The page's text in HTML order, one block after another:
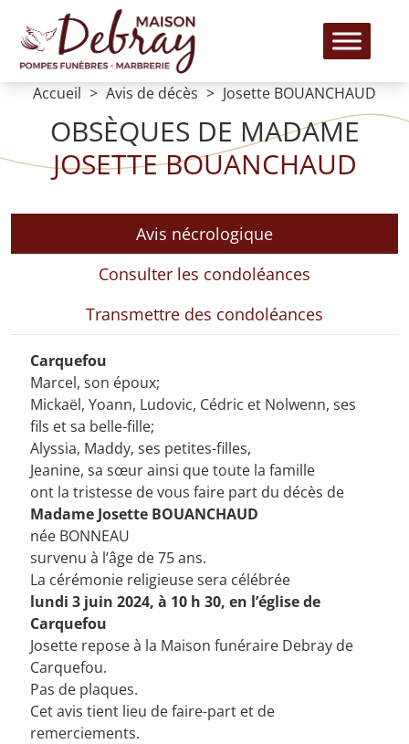
Accueil Avis de décès Josette BOUANCHAUD
OBSÈQUES DE MADAME
JOSETTE BOUANCHAUD
Avis nécrologique
Consulter les condoléances
Transmettre des condoléances
Carquefou
Marcel, son époux;
Mickaël, Yoann, Ludovic, Cédric et Nolwenn, ses
fils et sa belle-fille;
Alyssia, Maddy, ses petites-filles,
Jeanine, sa sœur ainsi que toute la famille
ont la tristesse de vous faire part du décès de
Madame Josette BOUANCHAUD
née BONNEAU
survenu à l’âge de 75 ans.
La cérémonie religieuse sera célébrée
lundi 3 juin 2024, à 10 h 30, en l’église de
Carquefou
Josette repose à la Maison funéraire Debray de
Carquefou.
Pas de plaques.
Cet avis tient lieu de faire-part et de
remerciements.